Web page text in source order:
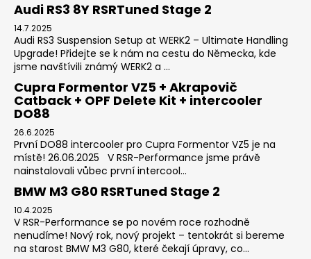
Audi RS3 8Y RSRTuned Stage 2
14.7.2025
Audi RS3 Suspension Setup at WERK2 – Ultimate Handling
Upgrade! Přidejte se k nám na cestu do Německa, kde
jsme navštívili známý WERK2 a ...
Cupra Formentor VZ5 + Akrapovič
Catback + OPF Delete Kit + intercooler
DO88
26.6.2025
První DO88 intercooler pro Cupra Formentor VZ5 je na
místě! 26.06.2025 V RSR-Performance jsme právě
nainstalovali vůbec první intercool...
BMW M3 G80 RSRTuned Stage 2
10.4.2025
V RSR-Performance se po novém roce rozhodně
nenudíme! Nový rok, nový projekt – tentokrát si bereme
na starost BMW M3 G80, které čekají úpravy, co...